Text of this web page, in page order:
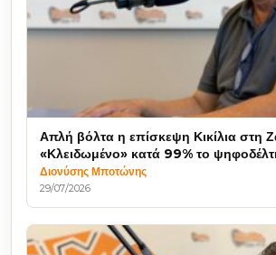
Απλή βόλτα η επίσκεψη Κικίλια στη
«Κλειδωμένο» κατά 99% το
Διονύσης Μποτώνης
29/07/2026